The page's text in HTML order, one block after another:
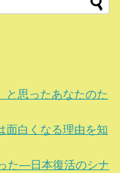
と思ったあなたのた
面白くなる理由を知
た―日本復活のシナ